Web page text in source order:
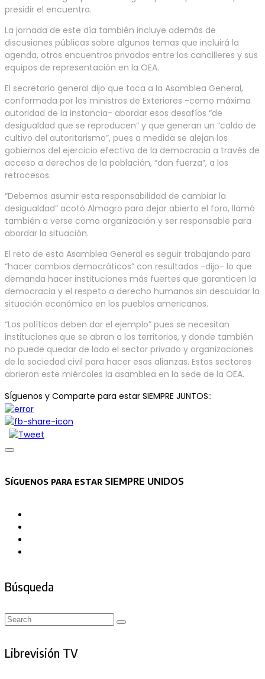
presidir el encuentro.
La jornada de este día también incluye además de
discusiones públicas sobre algunos temas que incluirá la
agenda, otros encuentros privados entre los cancilleres y sus
equipos de representación en la OEA.
El secretario general dijo que toca a la Asamblea General,
conformada por los ministros de Exteriores -como máxima
autoridad de la instancia- abordar esos desafíos “de
desigualdad que se reproducen” y que generan un “caldo de
cultivo del autoritarismo”, pues a medida se alejan los
gobiernos del ejercicio efectivo de la democracia a través de
acceso a derechos de la población, “dan fuerza”, a los
retrocesos.
“Debemos asumir esta responsabilidad de cambiar la
desigualdad” acotó Almagro para dejar abierto el foro, llamó
también a verse como organización y ser responsable para
abordar la situación.
El reto de esta Asamblea General es seguir trabajando para
“hacer cambios democráticos” con resultados -dijo- lo que
demanda hacer instituciones más fuertes que garanticen la
democracia y el respeto a derecho humanos sin descuidar la
situación económica en los pueblos americanos.
“Los políticos deben dar el ejemplo” pues se necesitan
instituciones que se abran a los territorios, y donde también
no puede quedar de lado el sector privado y organizaciones
de la sociedad civil para hacer esas alianzas. Estos sectores
abrieron este miércoles la asamblea en la sede de la OEA.
SÍguenos y Comparte para estar SIEMPRE JUNTOS::
Asides
Síguenos para estar SIEMPRE UNIDOS
Búsqueda
Search
Search
Librevisión TV